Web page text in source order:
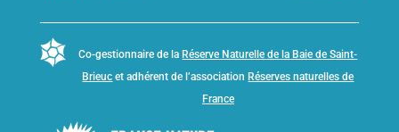
Co-gestionnaire de la Réserve Naturelle de la Baie de Saint-
Brieuc et adhérent de l’association Réserves naturelles de
France